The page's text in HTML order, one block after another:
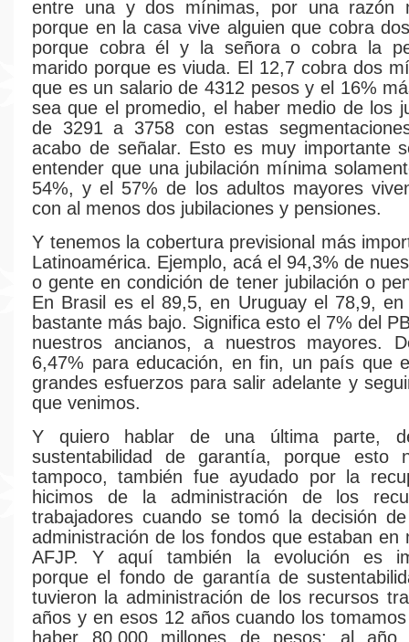
entre una y dos mínimas, por una razón
porque en la casa vive alguien que cobra
porque cobra él y la señora o cobra la
marido porque es viuda. El 12,7 cobra dos
que es un salario de 4312 pesos y el 16%
sea que el promedio, el haber medio de los
de 3291 a 3758 con estas
acabo de señalar. Esto es muy importante
entender que una jubilación mínima
54%, y el 57% de los adultos mayores
con al menos dos jubilaciones y pensiones.
Y tenemos la cobertura previsional más
Latinoamérica. Ejemplo, acá el 94,3% de
o gente en condición de tener jubilación o
En Brasil es el 89,5, en Uruguay el 78,9,
bastante más bajo. Significa esto el 7% del
nuestros ancianos, a nuestros mayores.
6,47% para educación, en fin, un país que
grandes esfuerzos para salir adelante y
que venimos.
Y quiero hablar de una última parte,
sustentabilidad de garantía, porque esto
tampoco, también fue ayudado por la
hicimos de la administración de los
trabajadores cuando se tomó la decisión
administración de los fondos que estaban en
AFJP. Y aquí también la evolución es
porque el fondo de garantía de
tuvieron la administración de los recursos
años y en esos 12 años cuando los
haber 80.000 millones de pesos; al año